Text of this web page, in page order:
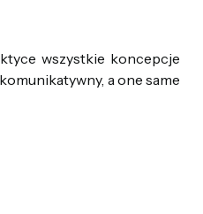
wszystkie koncepcje
a one same